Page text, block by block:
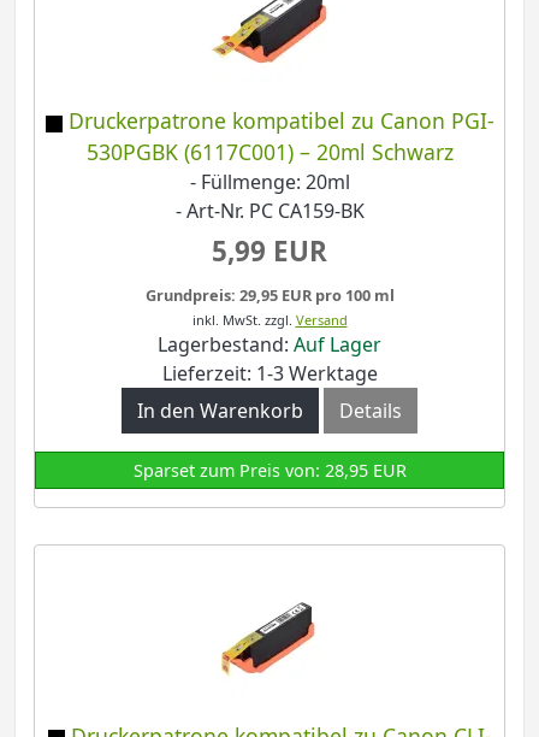
Druckerpatrone kompatibel zu Canon PGI-
530PGBK (6117C001) – 20ml Schwarz
- Füllmenge: 20ml
- Art-Nr. PC CA159-BK
5,99 EUR
Grundpreis: 29,95 EUR pro 100 ml
inkl. MwSt. zzgl. Versand
Lagerbestand: Auf Lager
Lieferzeit: 1-3 Werktage
In den Warenkorb
Details
Sparset zum Preis von: 28,95 EUR